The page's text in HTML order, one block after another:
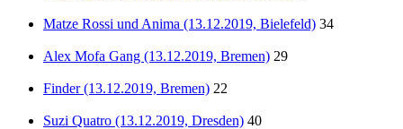
Matze Rossi und Anima (13.12.2019, Bielefeld) 34
Alex Mofa Gang (13.12.2019, Bremen) 29
Finder (13.12.2019, Bremen) 22
Suzi Quatro (13.12.2019, Dresden) 40